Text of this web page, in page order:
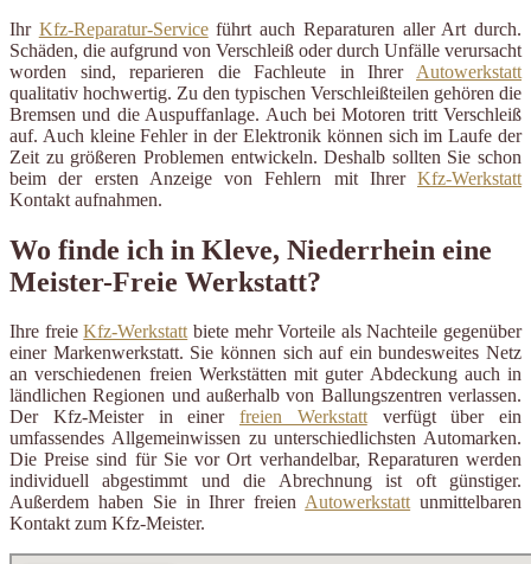
Ihr Kfz-Reparatur-Serviceführt auch Reparaturen aller Art durch.
Schäden, die aufgrund von Verschleiß oder durch Unfälle verursacht
worden sind, reparieren die Fachleute in Ihrer Autowerkstatt
qualitativ hochwertig. Zu den typischen Verschleißteilen gehören die
Bremsen und die Auspuffanlage. Auch bei Motoren tritt Verschleiß
auf. Auch kleine Fehler in der Elektronik können sich im Laufe der
Zeit zu größeren Problemen entwickeln. Deshalb sollten Sie schon
beim der ersten Anzeige von Fehlern mit Ihrer Kfz-Werkstatt
Kontakt aufnahmen.
Wo finde ich in Kleve, Niederrhein eine
Meister-Freie Werkstatt?
Ihre freieKfz-Werkstattbiete mehr Vorteile als Nachteile gegenüber
einer Markenwerkstatt. Sie können sich auf ein bundesweites Netz
an verschiedenen freien Werkstätten mit guter Abdeckung auch in
ländlichen Regionen und außerhalb von Ballungszentren verlassen.
Der Kfz-Meister in einer freien Werkstattverfügt über ein
umfassendes Allgemeinwissen zu unterschiedlichsten Automarken.
Die Preise sind für Sie vor Ort verhandelbar, Reparaturen werden
individuell abgestimmt und die Abrechnung ist oft günstiger.
Außerdem haben Sie in Ihrer freienAutowerkstattunmittelbaren
Kontakt zum Kfz-Meister.